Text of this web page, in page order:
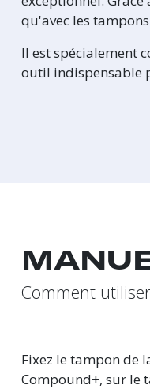
qu'avec les
Il est spécialement
outil indispensable
Comment
Fixez le tampon de
Compound+, sur le